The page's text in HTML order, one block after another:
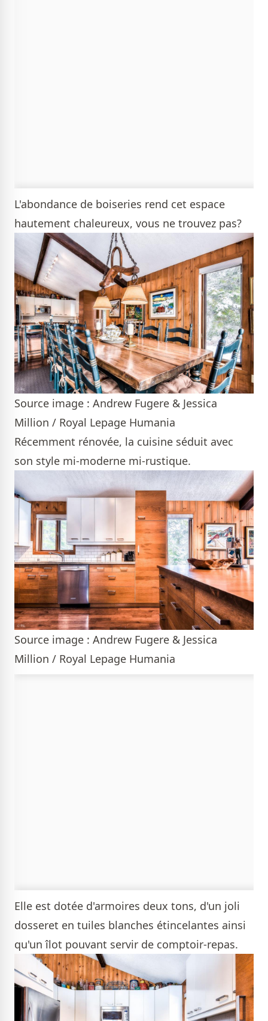
L'abondance de boiseries rend cet espace
hautement chaleureux, vous ne trouvez pas?
Source image : Andrew Fugere & Jessica
Million / Royal Lepage Humania
Récemment rénovée, la cuisine séduit avec
son style mi-moderne mi-rustique.
Source image : Andrew Fugere & Jessica
Million / Royal Lepage Humania
Elle est dotée d'armoires deux tons, d'un joli
dosseret en tuiles blanches étincelantes ainsi
qu'un îlot pouvant servir de comptoir-repas.